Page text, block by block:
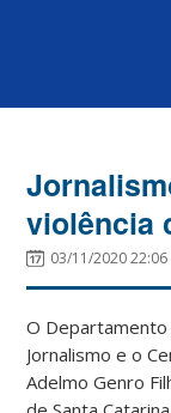
violência
03/11/2020 22:06
O Departamento
Jornalismo e o
Adelmo Genro